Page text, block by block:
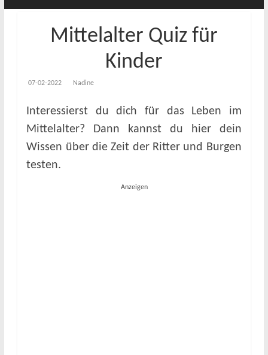
Mittelalter Quiz für
Kinder
07-02-2022 Nadine
Interessierst du dich für das Leben im
Mittelalter? Dann kannst du hier dein
Wissen über die Zeit der Ritter und Burgen
testen.
Anzeigen